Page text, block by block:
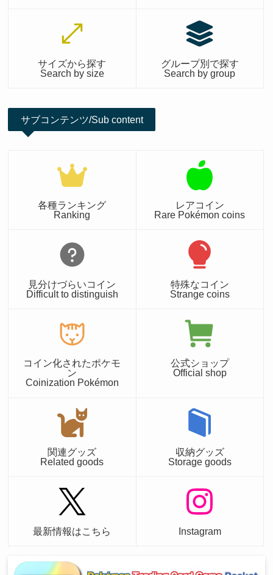
サイズから探す
Search by size
グループ別で探す
Search by group
サブコンテンツ/Sub content
各種ランキング
Ranking
レアコイン
Rare Pokémon coins
見分けづらいコイン
Difficult to distinguish
特殊なコイン
Strange coins
コイン化されたポケモ
ン
Coinization Pokémon
公式ショップ
Official shop
関連グッズ
Related goods
収納グッズ
Storage goods
最新情報はこちら Instagram